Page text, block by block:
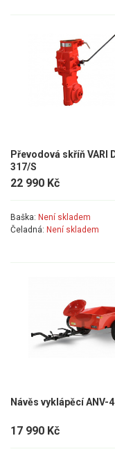
Převodová skříň VARI
317/S
22 990 Kč
Baška: Není skladem
Čeladná: Není skladem
Návěs vyklápěcí ANV-
17 990 Kč